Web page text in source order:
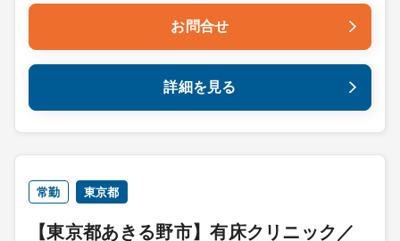
お問合せ
詳細を見る
常勤 東京都
【東京都あきる野市】有床クリニック／